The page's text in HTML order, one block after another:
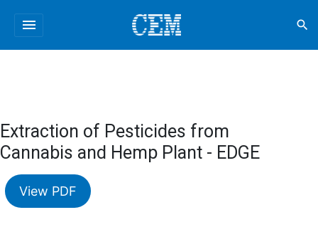
menu search
Extraction of Pesticides from
Cannabis and Hemp Plant - EDGE
View PDF